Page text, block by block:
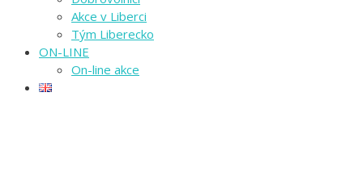
Akce v Liberci
Tým Liberecko
ON-LINE
On-line akce